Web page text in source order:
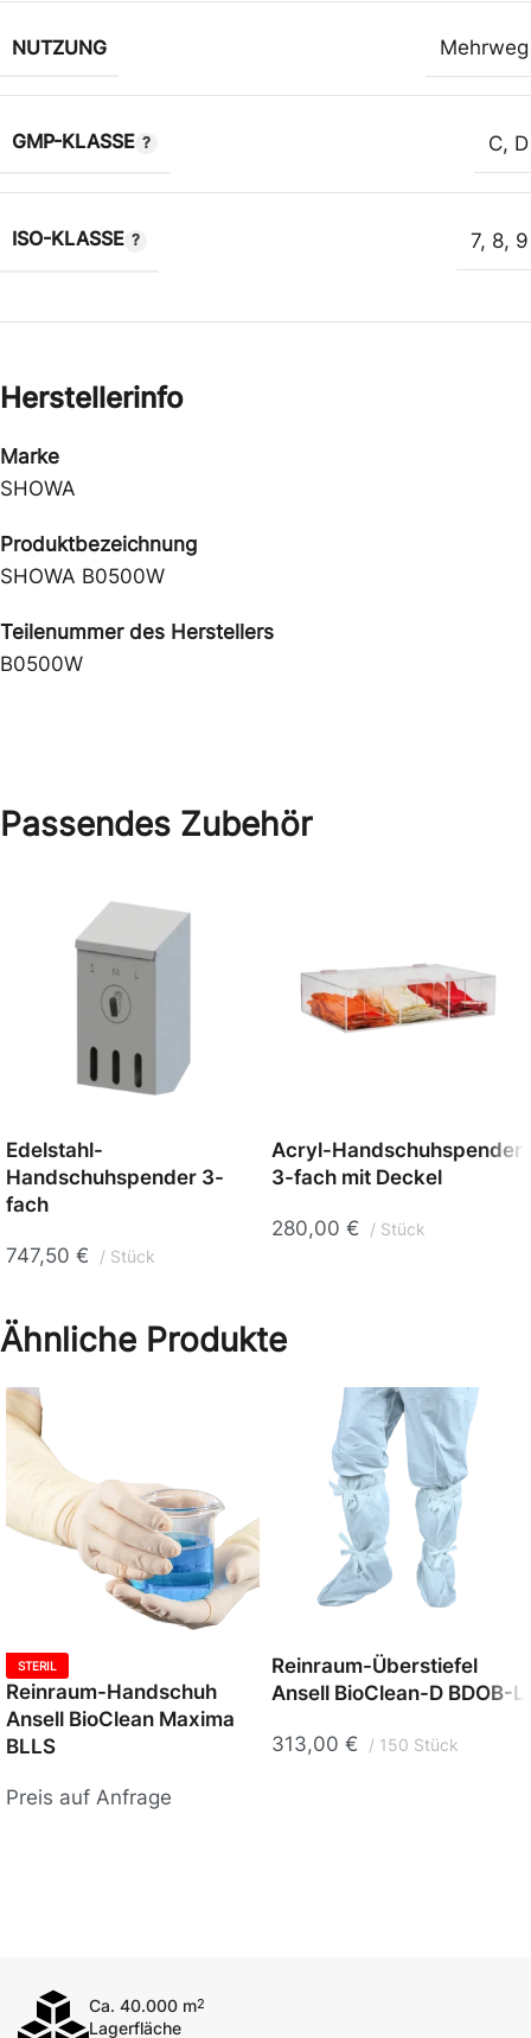
NUTZUNG Mehrweg
GMP-KLASSE C, D
ISO-KLASSE 7, 8, 9
Herstellerinfo
Marke
SHOWA
Produktbezeichnung
SHOWA B0500W
Teilenummer des Herstellers
B0500W
Passendes Zubehör
Edelstahl-
Handschuhspender 3-
fach
747,50 € Stück
Acryl-Handschuhspender
3-fach mit Deckel
280,00 € Stück
Ähnliche Produkte
STERIL
Reinraum-Handschuh
Ansell BioClean Maxima
BLLS
Preis auf Anfrage
Reinraum-Überstiefel
Ansell BioClean-D BDOB-L
313,00 € 150 Stück
Ca. 40.000 m2
Lagerfläche